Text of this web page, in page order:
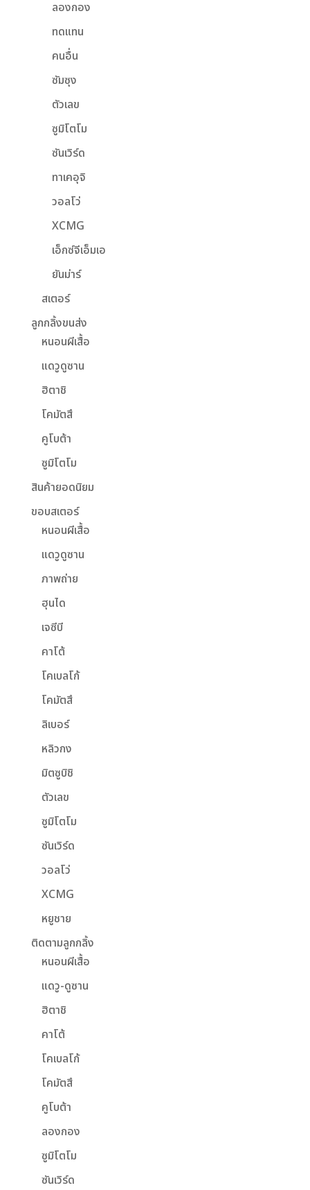
ลองกอง
ทดแทน
คนอื่น
ซัมซุง
ตัวเลข
ซูมิโตโม
ซันเวิร์ด
ทาเคอุจิ
วอลโว่
XCMG
เอ็กซ์จีเอ็มเอ
ยันม่าร์
สเตอร์
ลูกกลิ้งขนส่ง
หนอนผีเสื้อ
แดวูดูซาน
ฮิตาชิ
โคมัตสึ
คูโบต้า
ซูมิโตโม
สินค้ายอดนิยม
ขอบสเตอร์
หนอนผีเสื้อ
แดวูดูซาน
ภาพถ่าย
ฮุนได
เจซีบี
คาโต้
โคเบลโก้
โคมัตสึ
ลิเบอร์
หลิวกง
มิตซูบิชิ
ตัวเลข
ซูมิโตโม
ซันเวิร์ด
วอลโว่
XCMG
หยูชาย
ติดตามลูกกลิ้ง
หนอนผีเสื้อ
แดวู-ดูซาน
ฮิตาชิ
คาโต้
โคเบลโก้
โคมัตสึ
คูโบต้า
ลองกอง
ซูมิโตโม
ซันเวิร์ด